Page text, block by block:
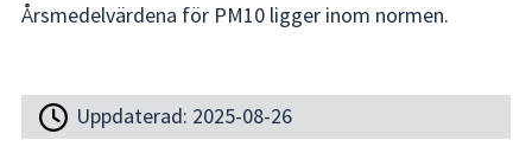
Årsmedelvärdena för PM10 ligger inom normen.
Uppdaterad: 2025-08-26